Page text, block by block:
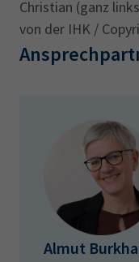
Christian (ganz
von der IHK /
Almut